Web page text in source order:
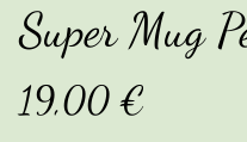
Super Mug
19,00 €